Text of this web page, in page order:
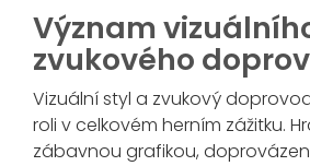
Význam
zvukového
Vizuální styl a zvukový
roli v celkovém herním zážitku.
zábavnou grafikou,